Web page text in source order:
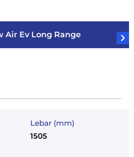
Air Ev Long Range
Lebar (mm)
1505